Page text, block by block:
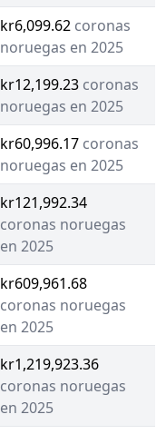
kr6,099.62 coronas
noruegas en 2025
kr12,199.23 coronas
noruegas en 2025
kr60,996.17 coronas
noruegas en 2025
kr121,992.34
coronas noruegas
en 2025
kr609,961.68
coronas noruegas
en 2025
kr1,219,923.36
coronas noruegas
en 2025